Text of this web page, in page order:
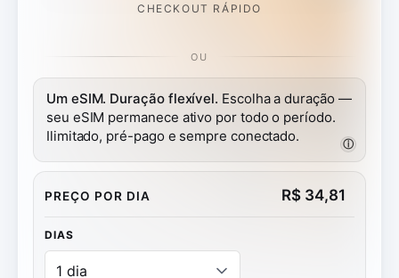
CHECKOUT RÁPIDO
OU
Um eSIM. Duração flexível. Escolha a duração —
seu eSIM permanece ativo por todo o período.
Ilimitado, pré-pago e sempre conectado.
ⓘ
PREÇO POR DIA R$ 34,81
DIAS